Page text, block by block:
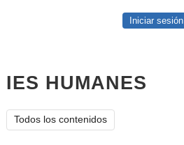
Iniciar sesión
IES HUMANES
Todos los contenidos